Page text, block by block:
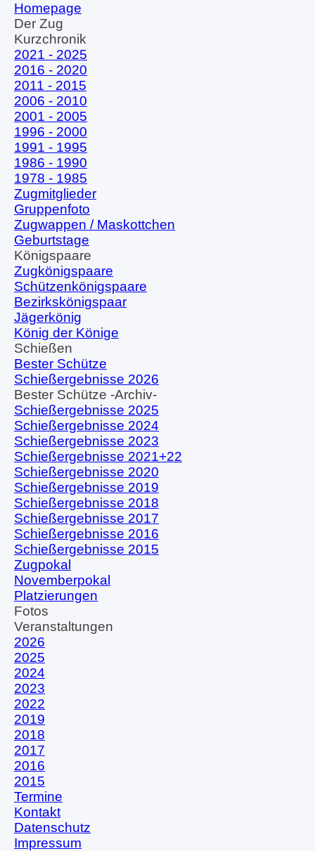
Homepage
Der Zug
Kurzchronik
2021 - 2025
2016 - 2020
2011 - 2015
2006 - 2010
2001 - 2005
1996 - 2000
1991 - 1995
1986 - 1990
1978 - 1985
Zugmitglieder
Gruppenfoto
Zugwappen / Maskottchen
Geburtstage
Königspaare
Zugkönigspaare
Schützenkönigspaare
Bezirkskönigspaar
Jägerkönig
König der Könige
Schießen
Bester Schütze
Schießergebnisse 2026
Bester Schütze -Archiv-
Schießergebnisse 2025
Schießergebnisse 2024
Schießergebnisse 2023
Schießergebnisse 2021+22
Schießergebnisse 2020
Schießergebnisse 2019
Schießergebnisse 2018
Schießergebnisse 2017
Schießergebnisse 2016
Schießergebnisse 2015
Zugpokal
Novemberpokal
Platzierungen
Fotos
Veranstaltungen
2026
2025
2024
2023
2022
2019
2018
2017
2016
2015
Termine
Kontakt
Datenschutz
Impressum